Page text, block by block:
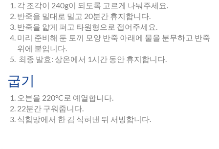
각 조각이 240g이 되도록 고르게 나눠주세요.
반죽을 밀대로 밀고 20분간 휴지합니다.
반죽을 얇게 펴고 타원형으로 접어주세요.
미리 준비해 둔 토끼 모양 반죽 아래에 물을 분무하고 반죽
위에 붙입니다.
최종 발효: 상온에서 1시간 동안 휴지합니다.
굽기
오븐을 220°C로 예열합니다.
22분간 구워줍니다.
식힘망에서 한 김 식혀낸 뒤 서빙합니다.